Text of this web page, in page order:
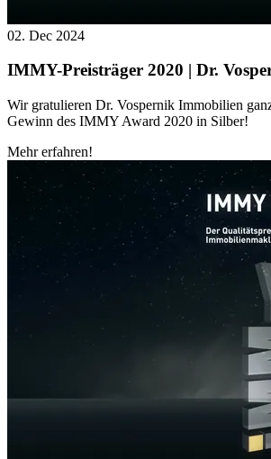
02. Dec 2024
IMMY-Preisträger 2020 | Dr.
Wir gratulieren Dr. Vospernik Immobilien
Gewinn des IMMY Award 2020 in Silber!
Mehr erfahren!